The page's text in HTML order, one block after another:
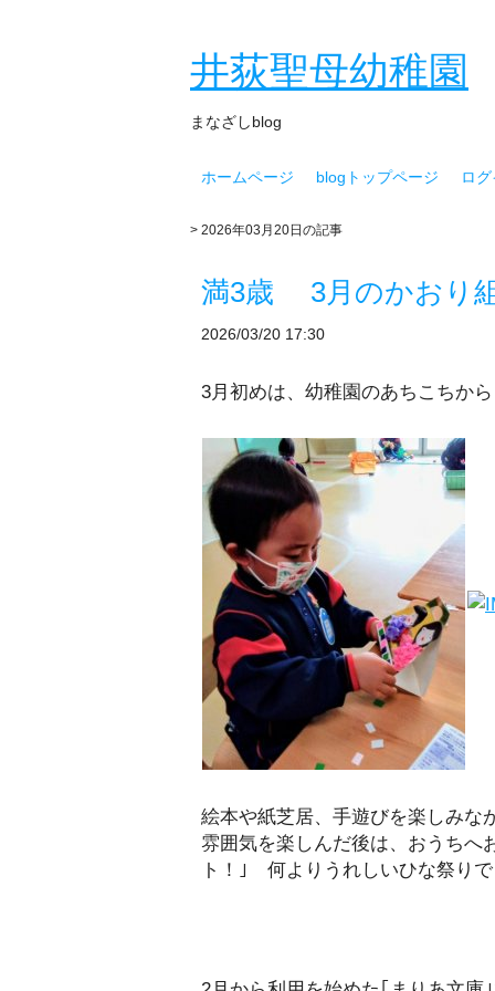
井荻聖母幼稚園
まなざしblog
ホームページ blogトップページ ロ
> 2026年03月20日の記事
満3歳 3月のかおり
2026/03/20 17:30
3月初めは、幼稚園のあちこちか
絵本や紙芝居、手遊びを楽しみな
雰囲気を楽しんだ後は、おうちへ
ト！｣ 何よりうれしいひな祭り